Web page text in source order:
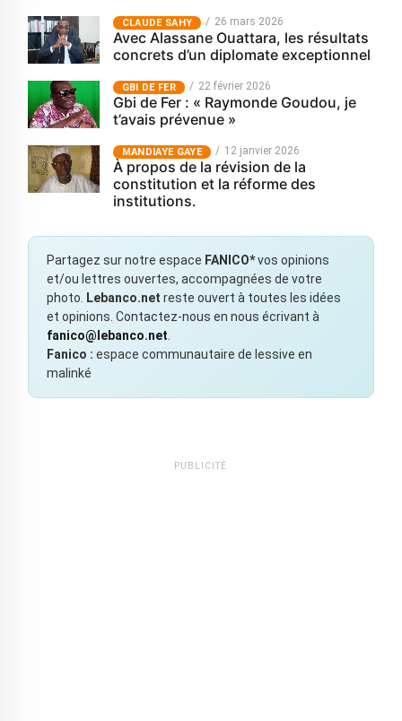
CLAUDE SAHY 26 mars 2026
Avec Alassane Ouattara, les résultats
concrets d’un diplomate exceptionnel
GBI DE FER 22 février 2026
Gbi de Fer : « Raymonde Goudou, je
t’avais prévenue »
MANDIAYE GAYE 12 janvier 2026
À propos de la révision de la
constitution et la réforme des
institutions.
Partagez sur notre espace FANICO*vos opinions
et/ou lettres ouvertes, accompagnées de votre
photo.
Lebanco.net reste ouvert à toutes les idées
et opinions. Contactez-nous en nous écrivant à
fanico@lebanco.net
Fanico : espace communautaire de lessive en
malinké
PUBLICITÉ